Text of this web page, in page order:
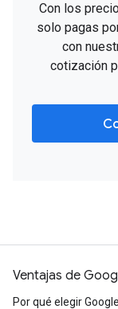
Con los
solo pagas
con
cotización
Ventajas de
Por qué elegir